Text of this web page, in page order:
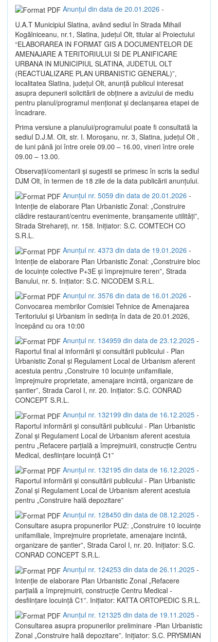
Anunțul din data de 20.01.2026 -
U.A.T Municipiul Slatina, având sediul în Strada Mihail
Kogălniceanu, nr.1, Slatina, județul Olt, titular al Proiectului
“ELABORAREA IN FORMAT GIS A DOCUMENTELOR DE
AMENAJARE A TERITORIULUI SI DE PLANIFICARE
URBANA IN MUNICIPIUL SLATINA, JUDETUL OLT
(REACTUALIZARE PLAN URBANISTIC GENERAL)”,
localitatea Slatina, judeţul Olt, anunţă publicul interesat
asupra depunerii solicitării de obţinere a avizului de mediu
pentru planul/programul menţionat şi declanşarea etapei de
încadrare.
Prima versiune a planului/programului poate fi consultată la
sediul D.J.M. Olt, str. I. Moroşanu, nr. 3, Slatina, judeţul Olt ,
de luni până joi între orele 09.00 – 16.00, vineri între orele
09.00 – 13.00.
Observaţii/comentarii şi sugestii se primesc în scris la sediul
DJM Olt, în termen de 18 zile de la data publicării anunţului.
Anunțul nr. 5059 din data de 20.01.2026 -
Intenție de elaborare Plan Urbanistic Zonal: „Construire
clădire restaurant/centru evenimente, branșamente utilități”,
Strada Strehareți, nr. 158. Inițiator: S.C. COMTECH CO
S.R.L.
Anunțul nr. 4373 din data de 19.01.2026 -
Intenție de elaborare Plan Urbanistic Zonal: „Construire bloc
de locuințe colective P+3E și împrejmuire teren”, Strada
Banului, nr. 5. Inițiator: S.C. NICODEM S.R.L.
Anunțul nr. 3576 din data de 16.01.2026 -
Convocarea membrilor Comisiei Tehnice de Amenajarea
Teritoriului și Urbanism în sedința în data de 20.01.2026,
începând cu ora 10:00
Anunțul nr. 134959 din data de 23.12.2025 -
Raportul final al informării și consultării publicului - Plan
Urbanistic Zonal și Regulament Local de Urbanism aferent
acestuia pentru „Construire 10 locuințe unifamiliale,
împrejmuire proprietate, amenajare incintă, organizare de
șantier”, Strada Carol I, nr. 20. Inițiator: S.C. CONRAD
CONCEPT S.R.L.
Anunțul nr. 132199 din data de 16.12.2025 -
Raportul informării și consultării publicului - Plan Urbanistic
Zonal și Regulament Local de Urbanism aferent acestuia
pentru „Refacere parțială a împrejmuirii, construcție Centru
Medical, desființare locuință C1”
Anunțul nr. 132195 din data de 16.12.2025 -
Raportul informării și consultării publicului - Plan Urbanistic
Zonal și Regulament Local de Urbanism aferent acestuia
pentru „Construire hală depozitare”
Anunțul nr. 128450 din data de 08.12.2025 -
Consultare asupra propunerilor PUZ: „Construire 10 locuințe
unifamiliale, împrejmuire proprietate, amenajare incintă,
organizare de șantier”, Strada Carol I, nr. 20. Inițiator: S.C.
CONRAD CONCEPT S.R.L.
Anunțul nr. 124253 din data de 26.11.2025 -
Intenție de elaborare Plan Urbanistic Zonal „Refacere
parțială a împrejmuirii, construcție Centru Medical -
desființare locuință C1”. Inițiator: KATTA ORTOPEDIC S.R.L.
Anunțul nr. 121325 din data de 19.11.2025 -
Consultarea asupra propunerilor preliminare -Plan Urbanistic
Zonal „Construire hală depozitare”. Inițiator: S.C. PRYSMIAN